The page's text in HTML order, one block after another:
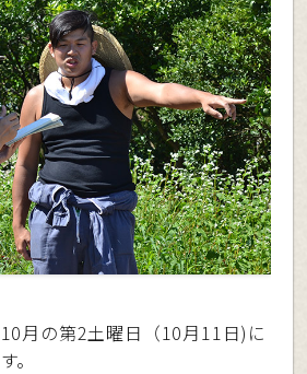
月の第2土曜日（10月11日)に
。